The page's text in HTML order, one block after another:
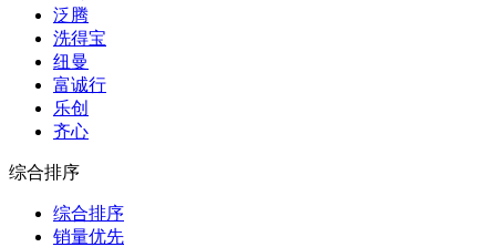
泛腾
洗得宝
纽曼
富诚行
乐创
齐心
综合排序
综合排序
销量优先